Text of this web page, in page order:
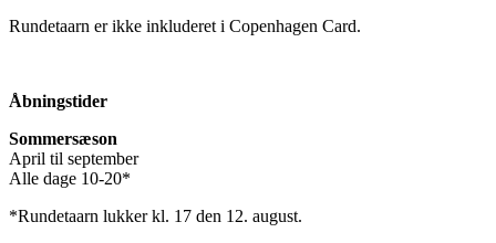
Rundetaarn er ikke inkluderet i Copenhagen Card.
Åbningstider
Sommersæson
April til september
Alle dage 10-20*
*Rundetaarn lukker kl. 17 den 12. august.